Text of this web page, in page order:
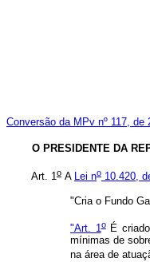
Conversão da MPv nº 117, de
O PRESIDENTE DA
Art. 1 o A Lei no 10.420,
"Cria o Fundo
"Art. 1oÉ criado
mínimas de
na área de